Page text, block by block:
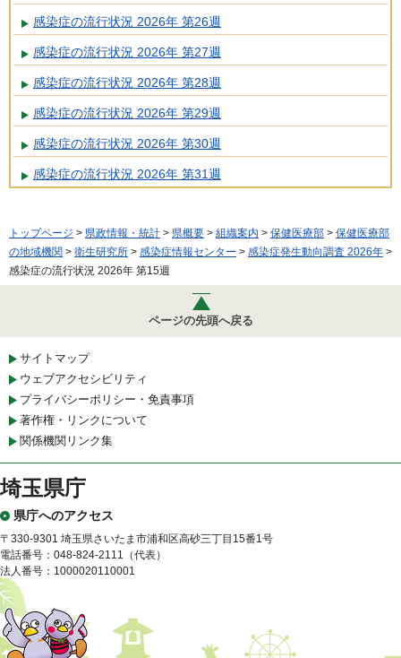
感染症の流行状況 2026年 第26週
感染症の流行状況 2026年 第27週
感染症の流行状況 2026年 第28週
感染症の流行状況 2026年 第29週
感染症の流行状況 2026年 第30週
感染症の流行状況 2026年 第31週
トップページ > 県政情報・統計 > 県概要 > 組織案内 > 保健医療部 > 保健医療部
の地域機関 > 衛生研究所 > 感染症情報センター > 感染症発生動向調査 2026年 >
感染症の流行状況 2026年 第15週
ページの先頭へ戻る
サイトマップ
ウェブアクセシビリティ
プライバシーポリシー・免責事項
著作権・リンクについて
関係機関リンク集
埼玉県庁
県庁へのアクセス
〒330-9301 埼玉県さいたま市浦和区高砂三丁目15番1号
電話番号：048-824-2111（代表）
法人番号：1000020110001